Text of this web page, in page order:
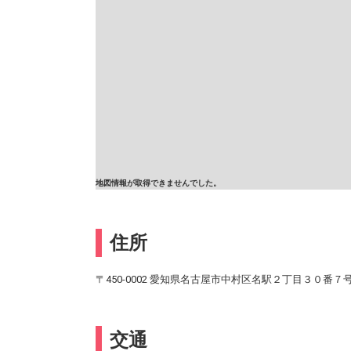
地図情報が取得できませんでした。
住所
〒450-0002 愛知県名古屋市中村区名駅２丁目３０番７
交通